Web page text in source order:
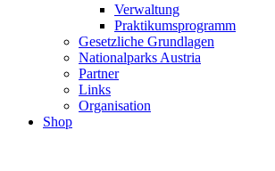
Verwaltung
Praktikumsprogramm
Gesetzliche Grundlagen
Nationalparks Austria
Partner
Links
Organisation
Shop